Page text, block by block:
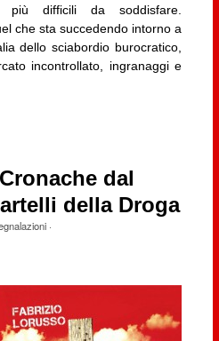
più difficili da soddisfare.
che sta succedendo intorno a
dello sciabordio burocratico,
incontrollato, ingranaggi e
dal
della Droga
·